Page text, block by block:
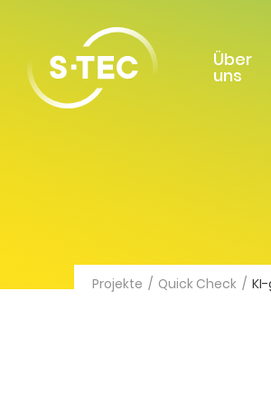
Über
uns
Projekte / Quick Check /